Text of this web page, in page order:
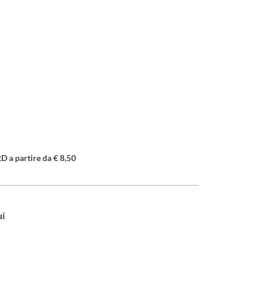
a partire da € 8,50